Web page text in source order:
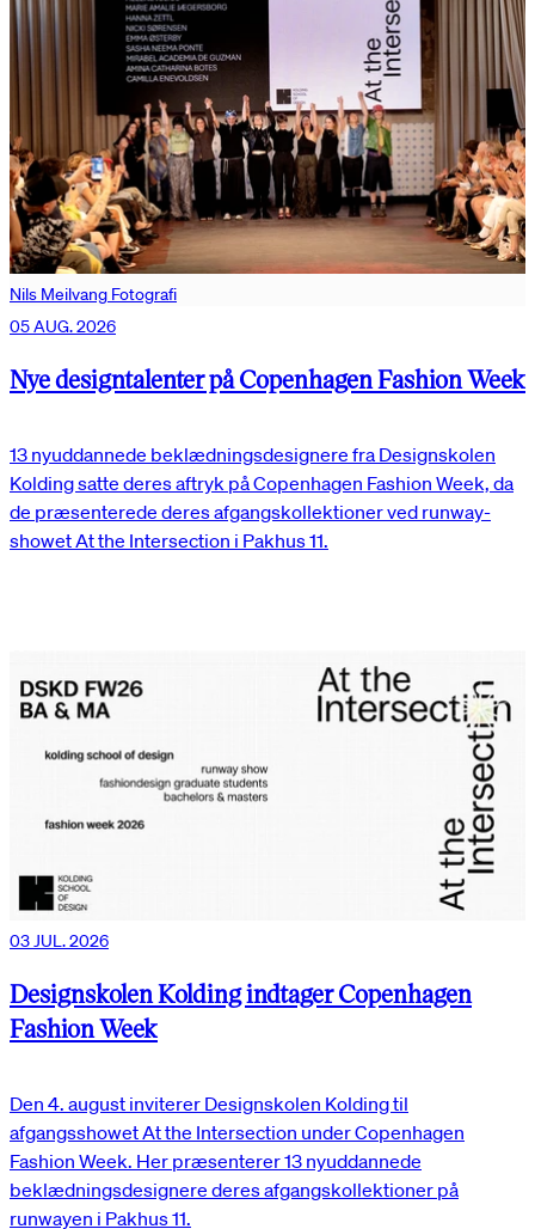
Nils Meilvang Fotografi
05 AUG. 2026
Nye designtalenter på Copenhagen Fashion Week
13 nyuddannede beklædningsdesignere fra Designskolen
Kolding satte deres aftryk på Copenhagen Fashion Week, da
de præsenterede deres afgangskollektioner ved runway-
showet At the Intersection i Pakhus 11.
03 JUL. 2026
Designskolen Kolding indtager Copenhagen
Fashion Week
Den 4. august inviterer Designskolen Kolding til
afgangsshowet At the Intersection under Copenhagen
Fashion Week. Her præsenterer 13 nyuddannede
beklædningsdesignere deres afgangskollektioner på
runwayen i Pakhus 11.